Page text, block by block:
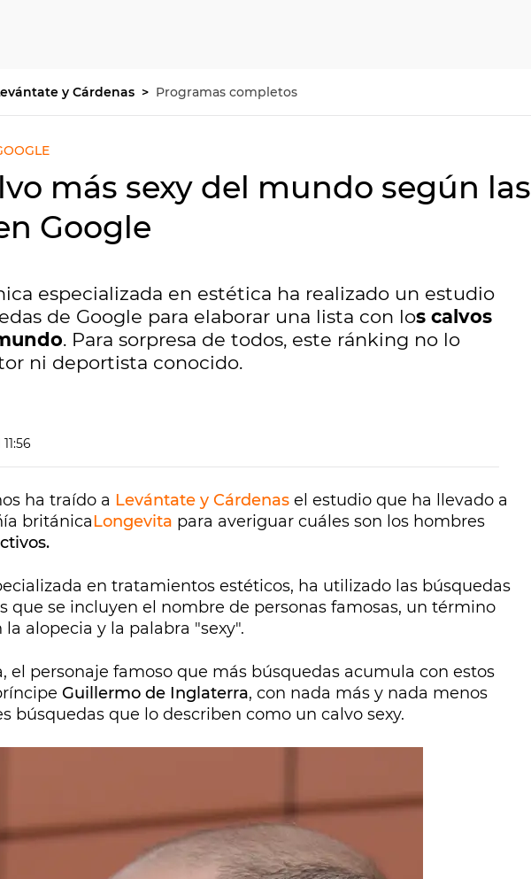
y Cárdenas Programas completos
más sexy del mundo según las
Google
especializada en estética ha realizado un estudio
de Google para elaborar una lista con los calvos
. Para sorpresa de todos, este ránking no lo
ni deportista conocido.
ha traído a Levántate y Cárdenas el estudio que ha llevado a
británicaLongevita para averiguar cuáles son los hombres
en tratamientos estéticos, ha utilizado las búsquedas
que se incluyen el nombre de personas famosas, un término
alopecia y la palabra "sexy".
el personaje famoso que más búsquedas acumula con estos
Guillermo de Inglaterra, con nada más y nada menos
búsquedas que lo describen como un calvo sexy.